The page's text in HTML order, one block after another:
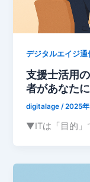
デジタルエイジ通
支援士活用
者があなた
digitalage /2025
▼ITは「目的」